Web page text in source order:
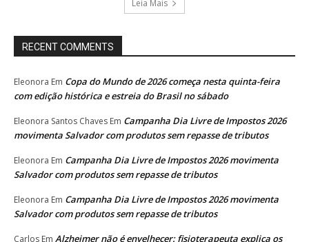
Leia Mais
RECENT COMMENTS
Eleonora Em Copa do Mundo de 2026 começa nesta quinta-feira
com edição histórica e estreia do Brasil no sábado
Eleonora Santos Chaves Em Campanha Dia Livre de Impostos 2026
movimenta Salvador com produtos sem repasse de tributos
Eleonora Em Campanha Dia Livre de Impostos 2026 movimenta
Salvador com produtos sem repasse de tributos
Eleonora Em Campanha Dia Livre de Impostos 2026 movimenta
Salvador com produtos sem repasse de tributos
Carlos Em Alzheimer não é envelhecer: fisioterapeuta explica os